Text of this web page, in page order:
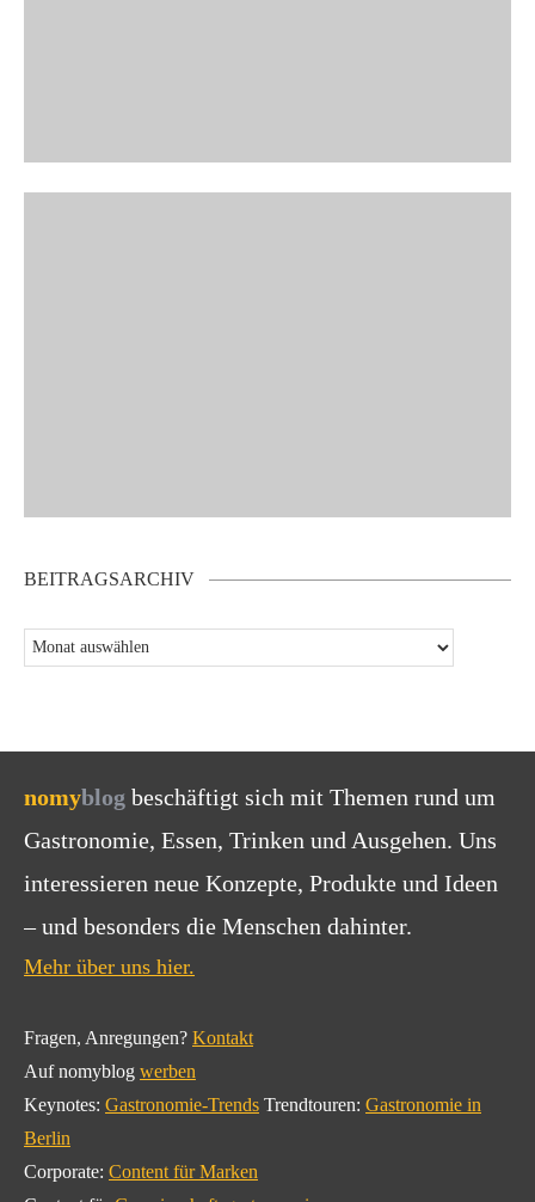
BEITRAGSARCHIV
nomyblog beschäftigt sich mit Themen rund um
Gastronomie, Essen, Trinken und Ausgehen. Uns
interessieren neue Konzepte, Produkte und Ideen
– und besonders die Menschen dahinter.
Mehr über uns hier.
Fragen, Anregungen? Kontakt
Auf nomyblog werben
Keynotes: Gastronomie-Trends Trendtouren: Gastronomie in
Berlin
Corporate: Content für Marken